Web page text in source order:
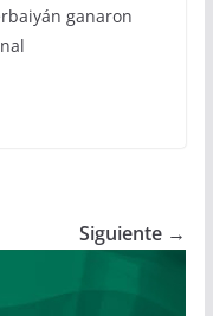
ganaron
Siguiente →